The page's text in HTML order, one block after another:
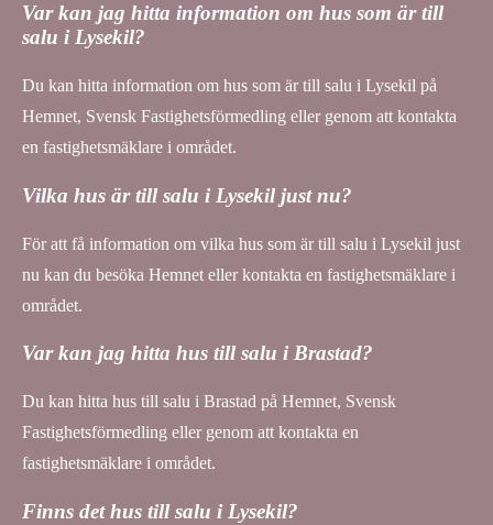
Var kan jag hitta information om hus som är till
salu i Lysekil?
Du kan hitta information om hus som är till salu i Lysekil på
Hemnet, Svensk Fastighetsförmedling eller genom att kontakta
en fastighetsmäklare i området.
Vilka hus är till salu i Lysekil just nu?
För att få information om vilka hus som är till salu i Lysekil just
nu kan du besöka Hemnet eller kontakta en fastighetsmäklare i
området.
Var kan jag hitta hus till salu i Brastad?
Du kan hitta hus till salu i Brastad på Hemnet, Svensk
Fastighetsförmedling eller genom att kontakta en
fastighetsmäklare i området.
Finns det hus till salu i Lysekil?